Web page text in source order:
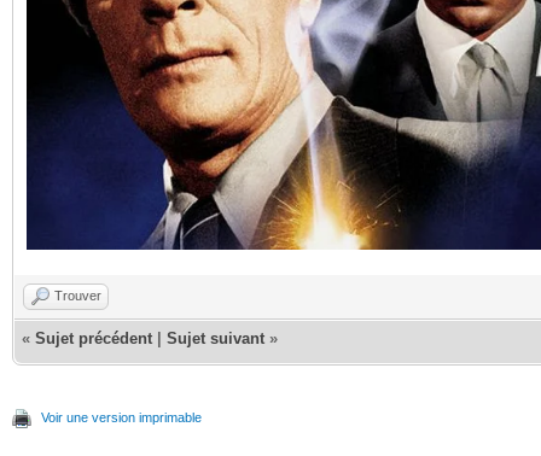
Trouver
« Sujet précédent Sujet suivant »
Voir une version imprimable